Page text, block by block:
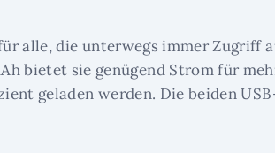
alle, die unterwegs immer Zugriff
bietet sie genügend Strom für
geladen werden. Die beiden